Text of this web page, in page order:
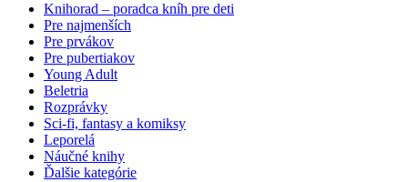
Knihorad – poradca kníh pre deti
Pre najmenších
Pre prvákov
Pre pubertiakov
Young Adult
Beletria
Rozprávky
Sci-fi, fantasy a komiksy
Leporelá
Náučné knihy
Ďalšie kategórie